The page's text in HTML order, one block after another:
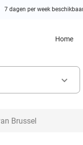
7 dagen per week
Home
keyboard_arrow_down